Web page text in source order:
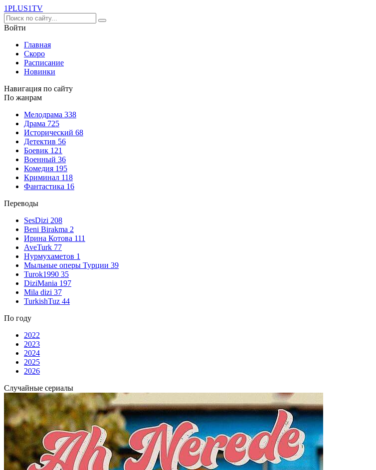
1PLUS1TV
Войти
Главная
Скоро
Расписание
Новинки
Навигация по сайту
По жанрам
Мелодрама 338
Драма 725
Исторический 68
Детектив 56
Боевик 121
Военный 36
Комедия 195
Криминал 118
Фантастика 16
Переводы
SesDizi 208
Beni Birakma 2
Ирина Котова 111
AveTurk 77
Нурмухаметов 1
Мыльные оперы Турции 39
Turok1990 35
DiziMania 197
Mila dizi 37
TurkishTuz 44
По году
2022
2023
2024
2025
2026
Случайные сериалы